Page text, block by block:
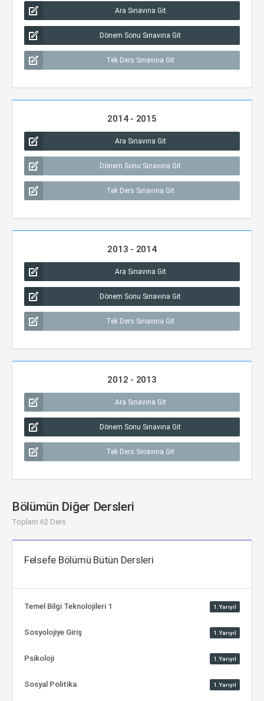
Ara Sınavına Git
Dönem Sonu Sınavına Git
Tek Ders Sınavına Git
2014 - 2015
Ara Sınavına Git
Dönem Sonu Sınavına Git
Tek Ders Sınavına Git
2013 - 2014
Ara Sınavına Git
Dönem Sonu Sınavına Git
Tek Ders Sınavına Git
2012 - 2013
Ara Sınavına Git
Dönem Sonu Sınavına Git
Tek Ders Sınavına Git
Bölümün Diğer Dersleri
Toplam 62 Ders
Felsefe Bölümü Bütün Dersleri
Temel Bilgi Teknolojileri 1 1.Yarıyıl
Sosyolojiye Giriş 1.Yarıyıl
Psikoloji 1.Yarıyıl
Sosyal Politika 1.Yarıyıl